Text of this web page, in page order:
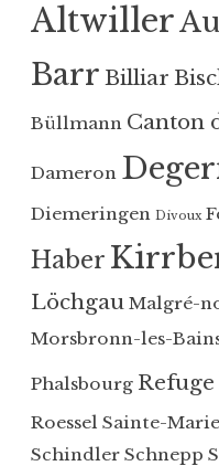
é
a
s
u
t
e
f
o
ê
t
,
M
r
-
n
u
,
M
r
s
b
Altwiller
Barr Billiar
Büllmann Canton
Dameron
Diemeringen Divoux
Haber
Löchgau Malgré-
Morsbronn-les-
Phalsbourg Refuge
Roessel Sainte-
Schindler Schnepp